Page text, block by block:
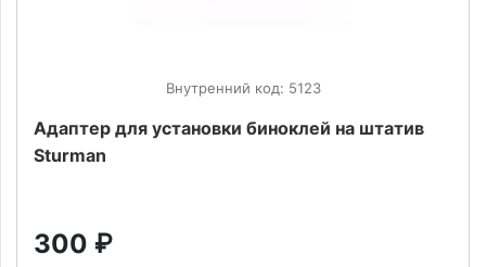
Внутренний код: 5123
Адаптер для установки биноклей на штатив
Sturman
300 ₽